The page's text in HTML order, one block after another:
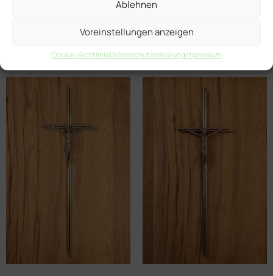
Ablehnen
Voreinstellungen anzeigen
Cookie-RichtlinieDatenschutzerklärungImpressum
Ähnliche Produkte